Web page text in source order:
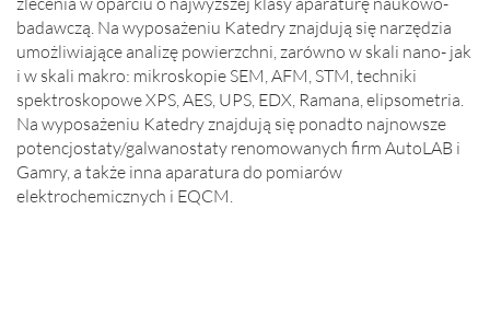
badawczą. Na wyposażeniu Katedry znajdują się narzędzia
umożliwiające analizę powierzchni, zarówno w skali nano- jak
i w skali makro: mikroskopie SEM, AFM, STM, techniki
spektroskopowe XPS, AES, UPS, EDX, Ramana, elipsometria.
Na wyposażeniu Katedry znajdują się ponadto najnowsze
potencjostaty/galwanostaty renomowanych firm AutoLAB i
Gamry, a także inna aparatura do pomiarów
elektrochemicznych i EQCM.